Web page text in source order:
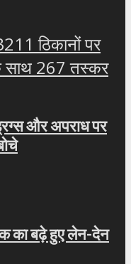
और अपराध पर
का बढ़े हुए लेन-देन